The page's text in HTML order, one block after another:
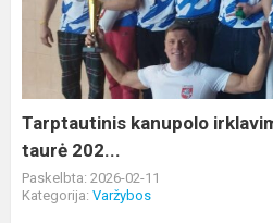
turnyras
„Alytaus
Tarptautinis kanupolo
taurė 202...
Paskelbta: 2026-02-11
Kategorija: Varžybos